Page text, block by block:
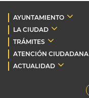
AYUNTAMIENTO
LA CIUDAD
TRÁMITES
ATENCIÓN CIUDADANA
ACTUALIDAD